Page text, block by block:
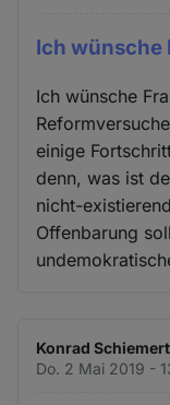
Ich wünsche
Ich wünsche
einige
denn, was ist
nicht-
Offenbarung
Konrad
Do. 2 Mai 2019 -